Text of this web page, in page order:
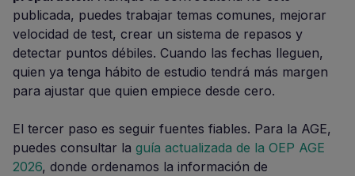
publicada, puedes trabajar temas comunes, mejorar
velocidad de test, crear un sistema de repasos y
detectar puntos débiles. Cuando las fechas lleguen,
quien ya tenga hábito de estudio tendrá más margen
para ajustar que quien empiece desde cero.
El tercer paso es seguir fuentes fiables. Para la AGE,
puedes consultar la guía actualizada de la OEP AGE
2026, donde ordenamos la información de